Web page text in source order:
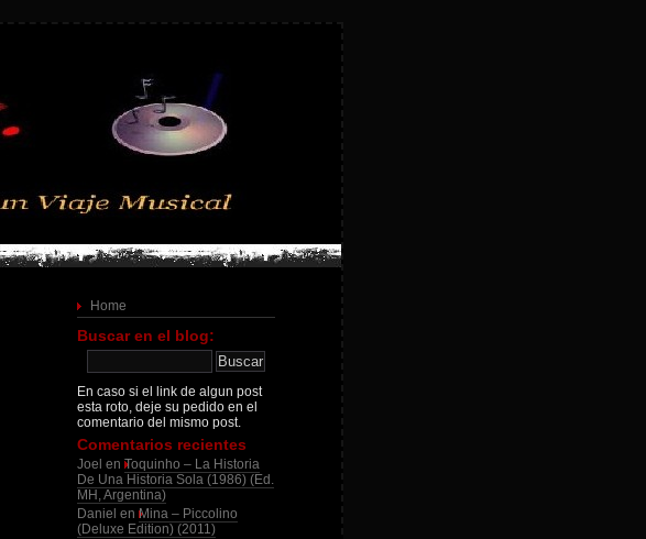
Home
Buscar en el blog:
En caso si el link de algun post
esta roto, deje su pedido en el
comentario del mismo post.
Comentarios recientes
Joel en Toquinho – La Historia
De Una Historia Sola (1986) (Ed.
MH, Argentina)
Daniel en Mina – Piccolino
(Deluxe Edition) (2011)